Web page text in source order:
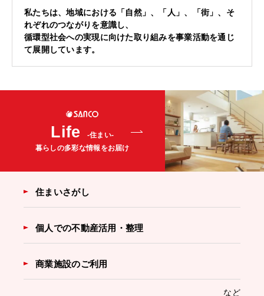
私たちは、地域における「自然」、「人」、「街」、そ
れぞれのつながりを意識し、
循環型社会への実現に向けた取り組みを事業活動を通じ
て展開しています。
Life
-住まい-
暮らしの多彩な情報をお届け
住まいさがし
個人での不動産活用・整理
商業施設のご利用
など